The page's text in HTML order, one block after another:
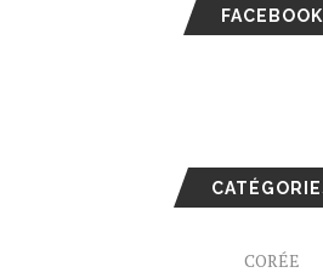
FACEBOOK
CORÉE